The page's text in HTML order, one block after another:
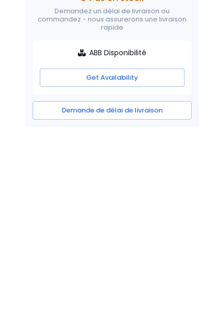
Demandez un délai de livraison ou
commandez - nous assurerons une livraison
rapide
ABB Disponibilité
Get Availability
Demande de délai de livraison